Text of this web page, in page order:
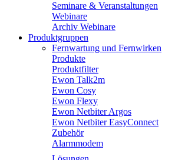
Seminare & Veranstaltungen
Webinare
Archiv Webinare
Produktgruppen
Fernwartung und Fernwirken
Produkte
Produktfilter
Ewon Talk2m
Ewon Cosy
Ewon Flexy
Ewon Netbiter Argos
Ewon Netbiter EasyConnect
Zubehör
Alarmmodem